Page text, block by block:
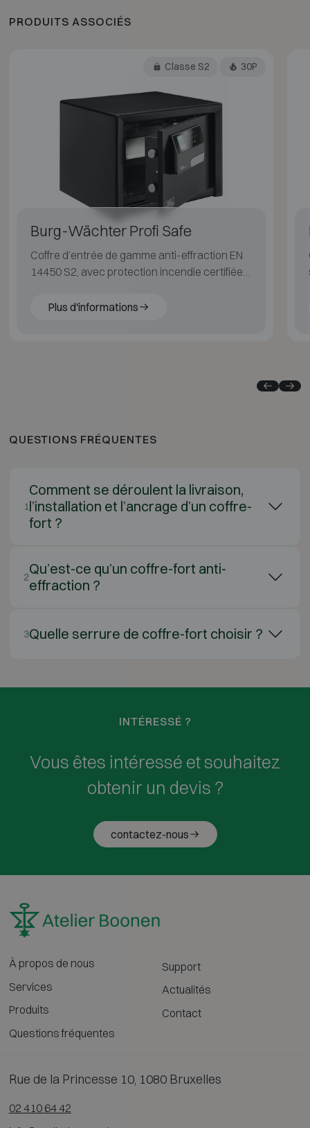
PRODUITS ASSOCIÉS
Classe S2 30P
Burg-Wächter Profi Safe
Coffre d’entrée de gamme anti-effraction EN
14450 S2, avec protection incendie certifiée
Plus d'informations
QUESTIONS FRÉQUENTES
1
Comment se déroulent la livraison,
l’installation et l’ancrage d’un coffre-
fort ?
2Qu’est-ce qu’un coffre-fort anti-
effraction ?
3Quelle serrure de coffre-fort choisir ?
INTÉRESSÉ ?
Vous êtes intéressé et souhaitez
obtenir un devis ?
contactez-nous
À propos de nous
Services
Produits
Questions fréquentes
Support
Actualités
Contact
Rue de la Princesse 10, 1080 Bruxelles
02 410 64 42